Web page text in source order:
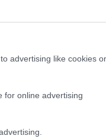
advertising like cookies
for online advertising
που
Αττικής
για τα
επείγον»